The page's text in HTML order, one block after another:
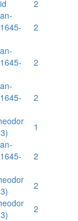
2
2
2
2
1
2
2
2